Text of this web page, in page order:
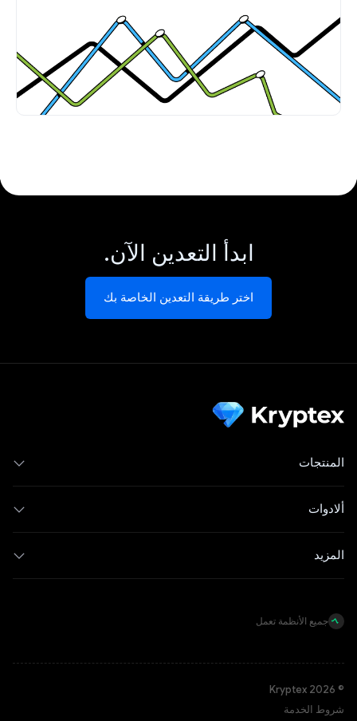
ابدأ التعدين الآن.
اختر طريقة التعدين الخاصة بك
المنتجات
ألادوات
المزيد
جميع الأنظمة تعمل
© Kryptex 2026
شروط الخدمة